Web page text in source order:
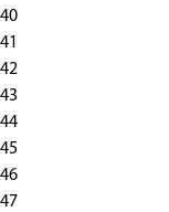
40
41
42
43
44
45
46
47